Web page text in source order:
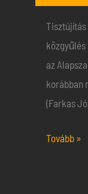
Tisztújítás
az
korábban
(Farkas
Tovább »